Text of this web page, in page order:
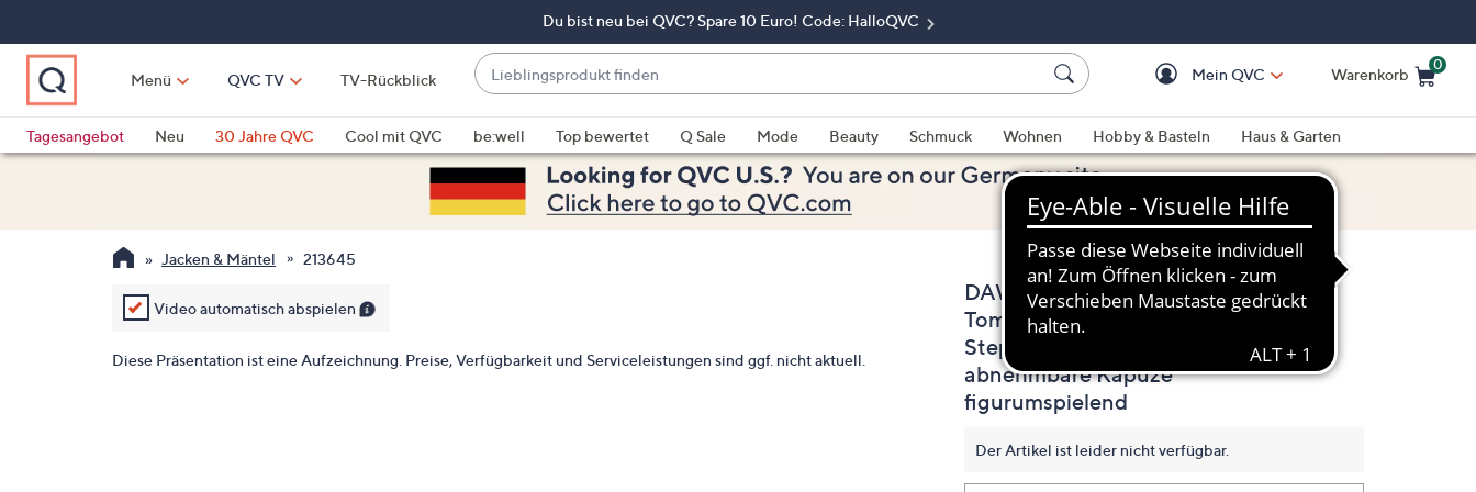
springen
Du bist neu bei QVC? Spare 10 Euro! Code: HalloQVC
Menü QVC TV TV-Rückblick
Lieblingsprodukt
finden
Vorschläge
verfügbar
sind,
verwenden
und
Mein QVC Warenkorb
0
Tagesangebot
Neu 30 Jahre QVC Cool mit QVC be:well Top bewertet Q Sale Mode Beauty Schmuck Wohnen Hobby & Basteln
Haus & Garten
Jacken & Mäntel 213645
Video automatisch abspielen
Diese Präsentation ist eine Aufzeichnung. Preise, Verfügbarkeit und Serviceleistungen sind ggf. nicht aktuell.
DAWID by Dawid
Tomaszewski
Steppweste, Taschen
abnehmbare Kapuze
figurumspielend
4.9
Link
auf
Der Artikel ist leider nicht verfügbar.